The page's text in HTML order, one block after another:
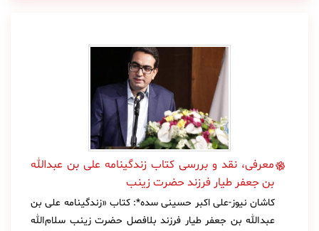
معرفی، نقد و بررسی کتاب زندگینامه علی بن عبدالله
بن جعفر طیار فرزند حضرت زینب
کاشان نیوز-علی اکبر حسینی سده*: کتاب «زندگینامه علی بن
عبدالله بن جعفر طیار فرزند بلافصل حضرت زینب سلام‌الله